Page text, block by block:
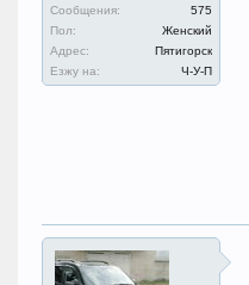
Сообщения:
575
Пол:
Женский
Адрес:
Пятигорск
Езжу на:
Ч-У-П